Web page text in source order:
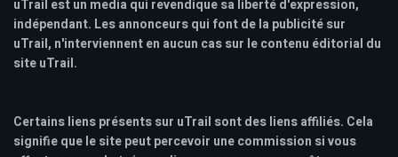
uTrail est un media qui revendique sa liberté d'expression,
indépendant. Les annonceurs qui font de la publicité sur
uTrail, n'interviennent en aucun cas sur le contenu éditorial du
site uTrail.
Certains liens présents sur uTrail sont des liens affiliés. Cela
signifie que le site peut percevoir une commission si vous